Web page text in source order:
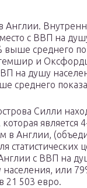
Англии.
с ВВП на
выше среднего
и
на душу
среднего
Силли
является
в Англии,
статистических
с ВВП на
или
21 503 евро.